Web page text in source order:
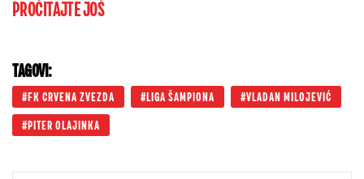
PROČITAJTE JOŠ
TAGOVI:
FK CRVENA ZVEZDA LIGA ŠAMPIONA VLADAN MILOJEVIĆ
PITER OLAJINKA